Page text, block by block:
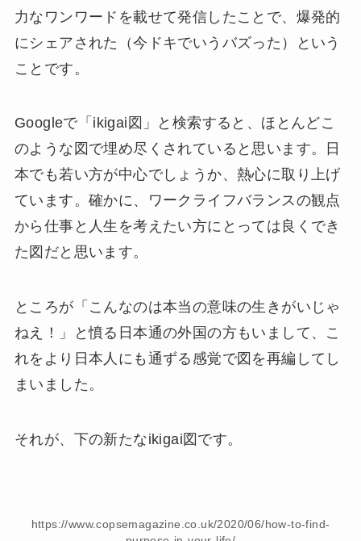
力なワンワードを載せて発信したことで、爆発的
にシェアされた（今ドキでいうバズった）という
ことです。
Googleで「ikigai図」と検索すると、ほとんどこ
のような図で埋め尽くされていると思います。日
本でも若い方が中心でしょうか、熱心に取り上げ
ています。確かに、ワークライフバランスの観点
から仕事と人生を考えたい方にとっては良くでき
た図だと思います。
ところが「こんなのは本当の意味の生きがいじゃ
ねえ！」と憤る日本通の外国の方もいまして、こ
れをより日本人にも通ずる感覚で図を再編してし
まいました。
それが、下の新たなikigai図です。
https://www.copsemagazine.co.uk/2020/06/how-to-find-